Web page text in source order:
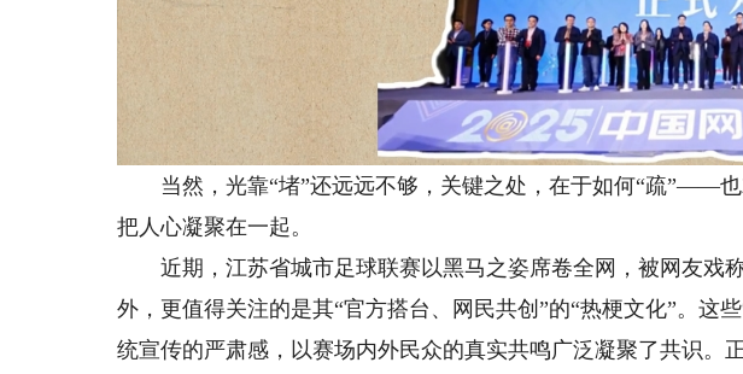
当然，光靠“堵”还远远不够，关键之处，在于如何“疏”——也
把人心凝聚在一起。
近期，江苏省城市足球联赛以黑马之姿席卷全网，被网友戏称
外，更值得关注的是其“官方搭台、网民共创”的“热梗文化”。这
统宣传的严肃感，以赛场内外民众的真实共鸣广泛凝聚了共识。